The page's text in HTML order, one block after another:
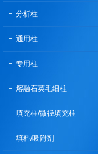
分析柱
通用柱
专用柱
熔融石英毛细柱
填充柱/微径填充柱
填料/吸附剂